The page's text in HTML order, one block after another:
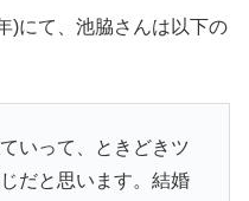
)にて、池脇さんは以下の
いって、ときどきツ
だと思います。結婚